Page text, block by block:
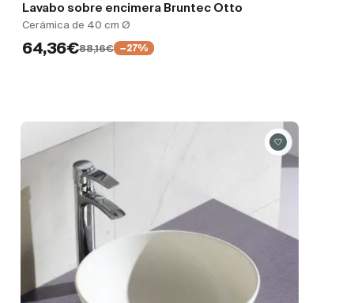
Lavabo sobre encimera Bruntec Otto
Cerámica de 40 cm Ø
64,36€88,16€ −27%